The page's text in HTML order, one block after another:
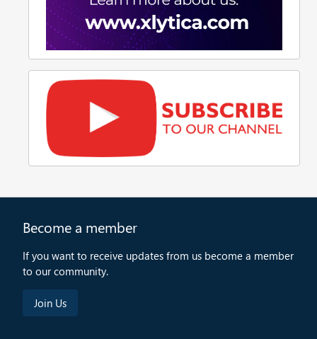
Become a member
If you want to receive updates from us become a member
to our community.